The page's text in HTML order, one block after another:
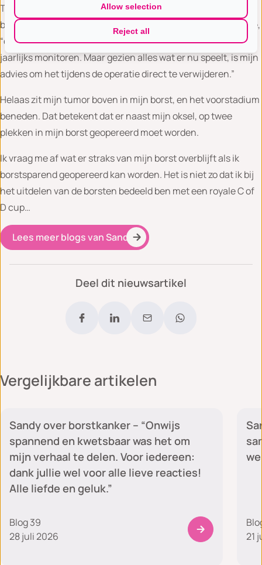
Toch is de uitkomst anders. Het is toch een voorstadium van
borstkanker. “Als je geen tumor in je borst had gehad,” zegt ze,
“dan zouden we nu nog niks doen en het voorlopig alleen
jaarlijks monitoren. Maar gezien alles wat er nu speelt, is mijn
advies om het tijdens de operatie direct te verwijderen.”
Helaas zit mijn tumor boven in mijn borst, en het voorstadium
beneden. Dat betekent dat er naast mijn oksel, op twee
plekken in mijn borst geopereerd moet worden.
Ik vraag me af wat er straks van mijn borst overblijft als ik
borstsparend geopereerd kan worden. Het is niet zo dat ik bij
het uitdelen van de borsten bedeeld ben met een royale C of
D cup…
Lees meer blogs van Sandy
Deel dit nieuwsartikel
Vergelijkbare artikelen
Sandy's blog
Sandy over borstkanker – “Onwijs
spannend en kwetsbaar was het om
mijn verhaal te delen. Voor iedereen:
dank jullie wel voor alle lieve reacties!
Alle liefde en geluk.”
Blog 39
28 juli 2026
21
Reject all
Allow selection